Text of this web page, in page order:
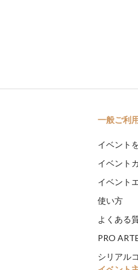
一般ご利
イベント
イベント
イベント
使い方
よくある
PRO
シリアル